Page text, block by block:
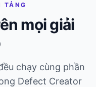
TẢNG
mọi giải
chạy cùng phần
Defect Creator